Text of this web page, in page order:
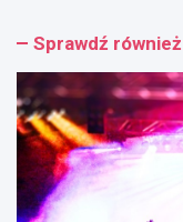
n
a
r
:
L
r
n
i
c
j
Sprawdź również